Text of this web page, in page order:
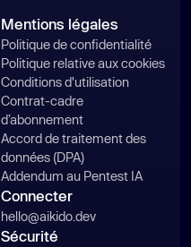
Mentions légales
Politique de confidentialité
Politique relative aux cookies
Conditions d'utilisation
Contrat-cadre
d’abonnement
Accord de traitement des
données (DPA)
Addendum au Pentest IA
Connecter
hello@aikido.dev
Sécurité